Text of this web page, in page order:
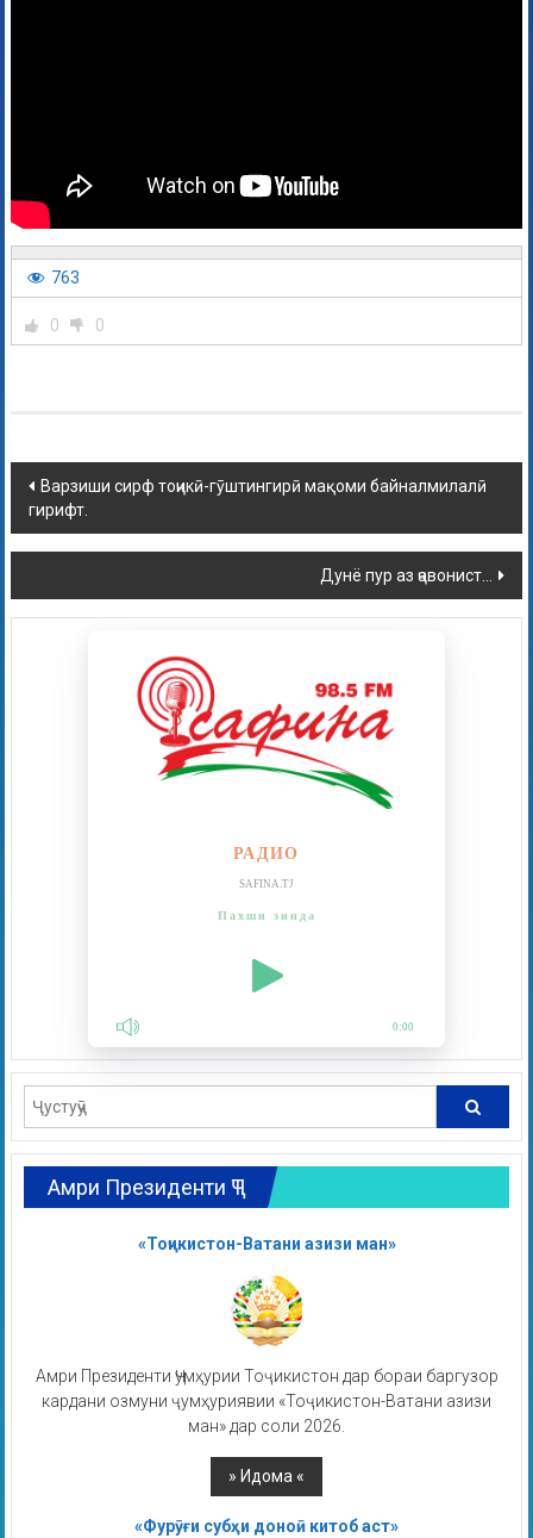
763
0 0
Варзиши сирф тоҷикӣ-гӯштингирӣ мақоми байналмилалӣ
гирифт.
Дунё пур аз ҷавонист…
РАДИО
SAFINA.TJ
Пахши зинда
0:00
Амри Президенти ҶТ
«Тоҷикистон-Ватани азизи ман»
Амри Президенти Ҷумҳурии Тоҷикистон дар бораи баргузор
кардани озмуни ҷумҳуриявии «Тоҷикистон-Ватани азизи
ман» дар соли 2026.
«Фурӯғи субҳи доноӣ китоб аст»